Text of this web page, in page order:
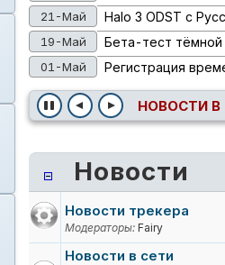
21-Май Halo 3 ODST с
19-Май Бета-тест
01-Май Регистрация
НОВОСТИ В
Новости
Новости трекера
Модераторы: Fairy
Новости в сети